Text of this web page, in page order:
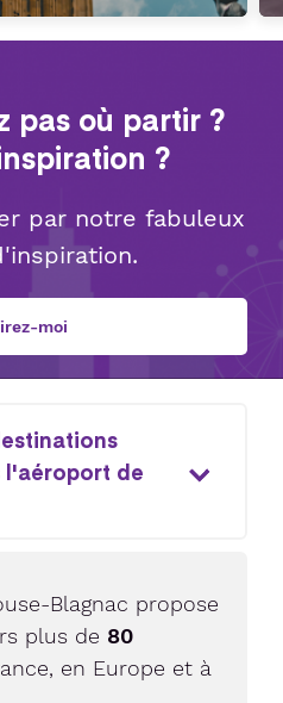
pas où partir ?
?
par notre fabuleux
moi
l'aéroport de
Blagnac propose
plus de 80
en Europe et à